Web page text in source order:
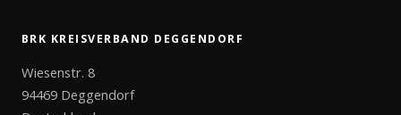
BRK KREISVERBAND DEGGENDORF
Wiesenstr. 8
94469 Deggendorf